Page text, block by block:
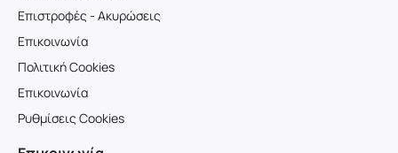
Επιστροφές - Ακυρώσεις
Επικοινωνία
Πολιτική Cookies
Επικοινωνία
Ρυθμίσεις Cookies